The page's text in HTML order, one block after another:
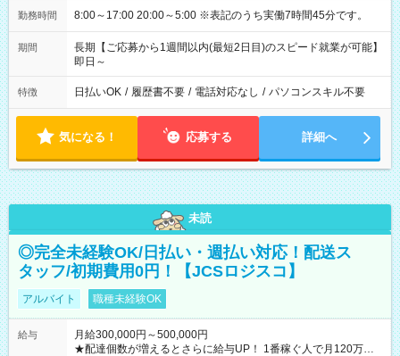
勤務時間 8:00～17:00 20:00～5:00 ※表記のうち実働7時間45分です。
期間
長期【ご応募から1週間以内(最短2日目)のスピード就業が可能】
即日～
特徴 日払いOK / 履歴書不要 / 電話対応なし / パソコンスキル不要
気になる！ 応募する 詳細へ
未読
◎完全未経験OK/日払い・週払い対応！配送ス
タッフ/初期費用0円！【JCSロジスコ】
アルバイト 職種未経験OK
給与
月給300,000円～500,000円
★配達個数が増えるとさらに給与UP！ 1番稼ぐ人で月120万ほ